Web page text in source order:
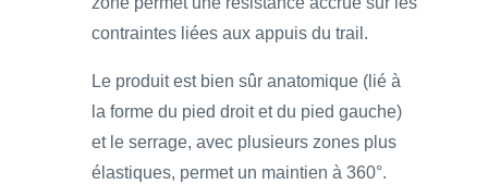
contraintes liées aux appuis du trail.
Le produit est bien sûr anatomique (lié à
la forme du pied droit et du pied gauche)
et le serrage, avec plusieurs zones plus
élastiques, permet un maintien à 360°.